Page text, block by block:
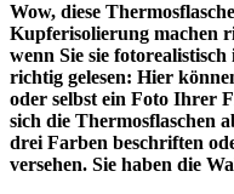
Wow, diese
Kupferisolierung machen
wenn Sie sie
richtig gelesen: Hier
oder selbst ein Foto Ihrer
sich die Thermosflaschen
drei Farben beschriften
versehen. Sie haben die